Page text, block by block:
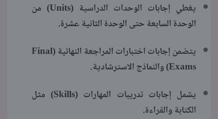
يغطي إجابات الوحدات الدراسية (Units) من
الوحدة السابعة حتى الوحدة الثانية عشرة.
يتضمن إجابات اختبارات المراجعة النهائية (Final
Exams) والنماذج الاسترشادية.
يشمل إجابات تدريبات المهارات (Skills) مثل
الكتابة والقراءة.